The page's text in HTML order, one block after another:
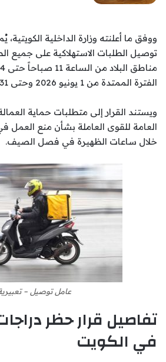
ووفق ما أعلنته وزارة الداخلية
توصيل الطلبات الاستهلاكية على
الفترة الممتدة من 1 يونيو 2026 وحتى 31 أغسطس 2026.
ويستند القرار إلى متطلبات حماية
العامة للقوى العاملة بشأن منع العمل
خلال ساعات الظهيرة في فصل الصيف.
عامل توصيل –
تفاصيل قرار حظر
في الكويت